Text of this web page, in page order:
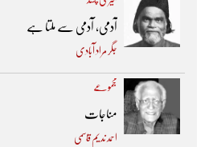
آدمی، آدمی سے ملتا ہے
جگر مراد آبادی
مجموعے
مناجات
احمد ندیم قاسمی